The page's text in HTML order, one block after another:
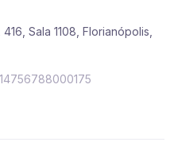
Sala 1108, Florianópolis,